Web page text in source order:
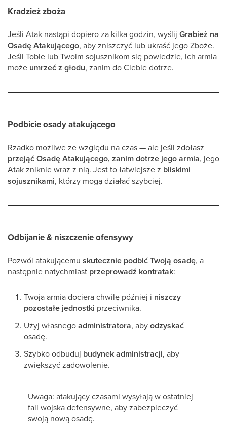
Kradzież zboża
Jeśli Atak nastąpi dopiero za kilka godzin, wyślij Grabież na
Osadę Atakującego, aby zniszczyć lub ukraść jego Zboże.
Jeśli Tobie lub Twoim sojusznikom się powiedzie, ich armia
może umrzeć z głodu, zanim do Ciebie dotrze.
Podbicie osady atakującego
Rzadko możliwe ze względu na czas — ale jeśli zdołasz
przejąć Osadę Atakującego, zanim dotrze jego armia, jego
Atak zniknie wraz z nią. Jest to łatwiejsze z bliskimi
sojusznikami, którzy mogą działać szybciej.
Odbijanie & niszczenie ofensywy
Pozwól atakującemu skutecznie podbić Twoją osadę, a
następnie natychmiast przeprowadź kontratak:
Twoja armia dociera chwilę później i niszczy
pozostałe jednostki przeciwnika.
Użyj własnegoadministratora, abyodzyskać
osadę.
Szybko odbuduj budynek administracji, aby
zwiększyć zadowolenie.
Uwaga: atakujący czasami wysyłają w ostatniej
fali wojska defensywne, aby zabezpieczyć
swoją nową osadę.